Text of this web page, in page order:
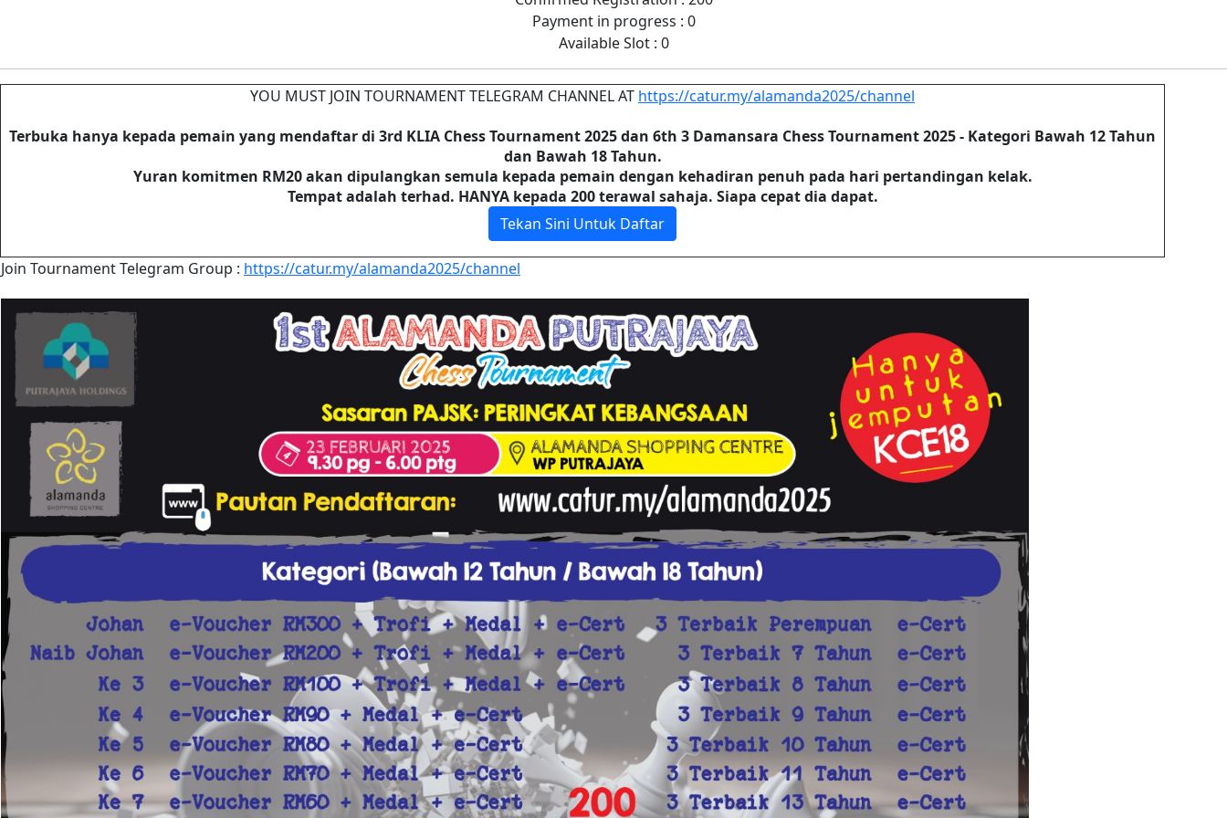
Payment in progress : 0
Available Slot : 0
YOU MUST JOIN TOURNAMENT TELEGRAM CHANNEL AT https://catur.my/alamanda2025/channel
Terbuka hanya kepada pemain yang mendaftar di 3rd KLIA Chess Tournament 2025 dan 6th 3 Damansara Chess Tournament 2025 - Kategori Bawah 12 Tahun
dan Bawah 18 Tahun.
Yuran komitmen RM20 akan dipulangkan semula kepada pemain dengan kehadiran penuh pada hari pertandingan kelak.
Tempat adalah terhad. HANYA kepada 200 terawal sahaja. Siapa cepat dia dapat.
Tekan Sini Untuk Daftar
Join Tournament Telegram Group : https://catur.my/alamanda2025/channel